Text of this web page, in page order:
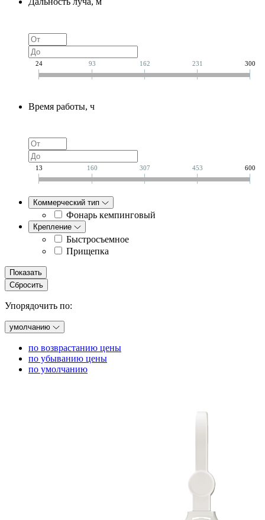
24 93 162 231 300
Время работы, ч
13 160 307 453 600
Коммерческий тип
Фонарь кемпинговый
Крепление
Быстросъемное
Прищепка
Показать
Сбросить
Упорядочить по:
умолчанию
по возврастанию цены
по убыванию цены
по умолчанию